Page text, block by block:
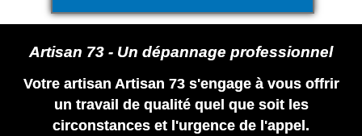
Artisan 73 - Un dépannage professionnel
Votre artisan Artisan 73 s'engage à vous offrir
un travail de qualité quel que soit les
circonstances et l'urgence de l'appel.